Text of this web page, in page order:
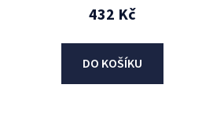
432 Kč
DO KOŠÍKU